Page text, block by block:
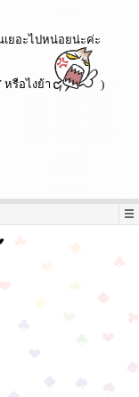
ยอะไปหน่อยน่ะค่ะ
หรือไงย้า )